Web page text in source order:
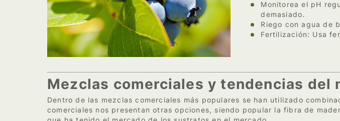
Monitorea el pH
demasiado.
Riego con agua de
Fertilización: Usa
Mezclas comerciales y tendencias del
Dentro de las mezclas comerciales más populares se han utilizado
comerciales nos presentan otras opciones, siendo popular la fibra de